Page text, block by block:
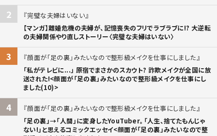
2
完璧な夫婦はいない
【マンガ】離婚危機の夫婦が、記憶喪失のフリでラブラブに!? 大逆転
の夫婦関係やり直しストーリー〈完璧な夫婦はいない〉
3
顔面が「足の裏」みたいなので整形級メイクを仕事にしました
「私がテレビに...」 原宿でまさかのスカウト? 詐欺メイクが全国に放
送された!<顔面が「足の裏」みたいなので整形級メイクを仕事にし
ました(10)>
4
顔面が「足の裏」みたいなので整形級メイクを仕事にしました
「足の裏」→「人間」に変身したYouTuber。「人生、捨てたもんじゃ
ない!」と思えるコミックエッセイ<顔面が「足の裏」みたいなので整